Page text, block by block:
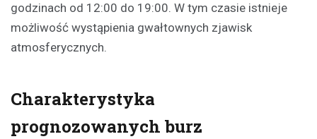
godzinach od 12:00 do 19:00. W tym czasie istnieje
możliwość wystąpienia gwałtownych zjawisk
atmosferycznych.
Charakterystyka
prognozowanych burz